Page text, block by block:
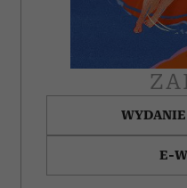
otrzymanymi od Ciebie
korzystania z ich usług.
E-